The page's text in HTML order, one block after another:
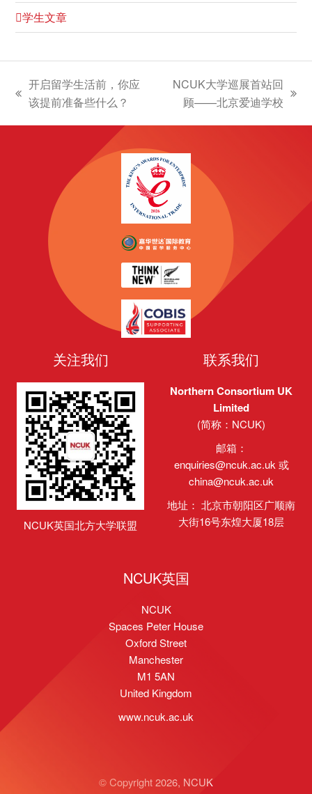
学生文章
上
开启留学生活前，你应
该提前准备些什么？
文
章:
NCUK大学巡展首站回
顾——北京爱迪学校
关注我们
NCUK英国北方大学联盟
联系我们
Northern Consortium UK
Limited
(简称：NCUK)
邮箱：
enquiries@ncuk.ac.uk 或
china@ncuk.ac.uk
地址： 北京市朝阳区广顺南
大街16号东煌大厦18层
NCUK英国
NCUK
Spaces Peter House
Oxford Street
Manchester
M1 5AN
United Kingdom
www.ncuk.ac.uk
© Copyright 2026, NCUK